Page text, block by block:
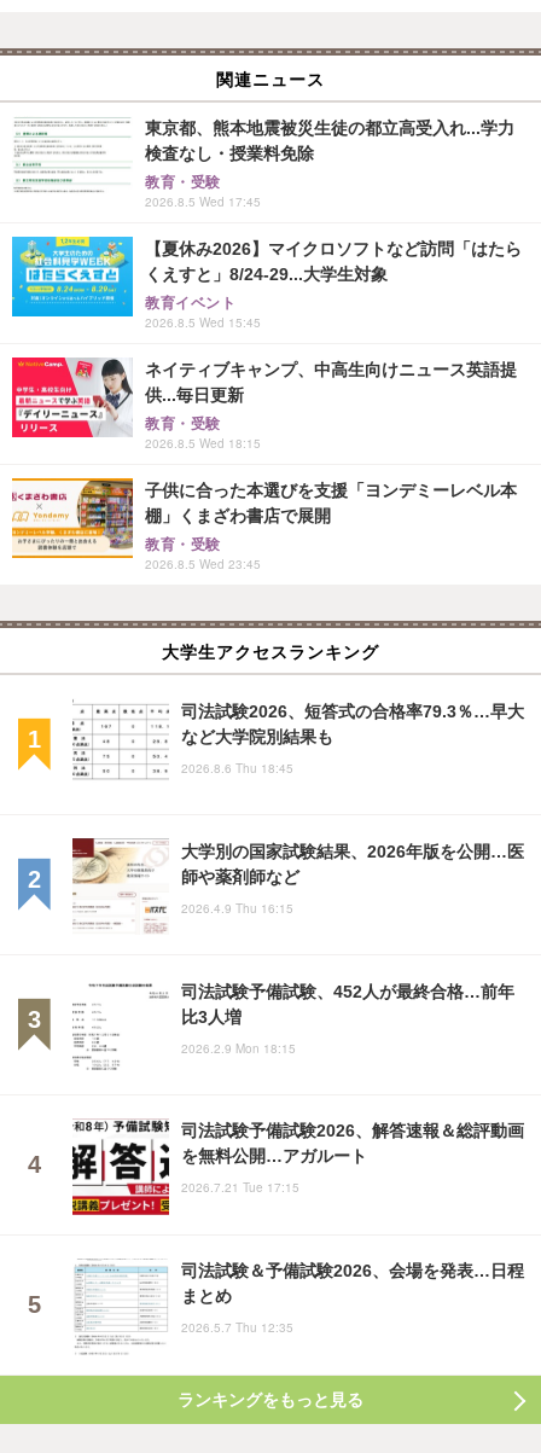
関連ニュース
東京都、熊本地震被災生徒の都立高受入れ...学力
検査なし・授業料免除
教育・受験
2026.8.5 Wed 17:45
【夏休み2026】マイクロソフトなど訪問「はたら
くえすと」8/24-29...大学生対象
教育イベント
2026.8.5 Wed 15:45
ネイティブキャンプ、中高生向けニュース英語提
供...毎日更新
教育・受験
2026.8.5 Wed 18:15
子供に合った本選びを支援「ヨンデミーレベル本
棚」くまざわ書店で展開
教育・受験
2026.8.5 Wed 23:45
大学生アクセスランキング
司法試験2026、短答式の合格率79.3％…早大
など大学院別結果も
2026.8.6 Thu 18:45
大学別の国家試験結果、2026年版を公開…医
師や薬剤師など
2026.4.9 Thu 16:15
司法試験予備試験、452人が最終合格…前年
比3人増
2026.2.9 Mon 18:15
司法試験予備試験2026、解答速報＆総評動画
を無料公開…アガルート
2026.7.21 Tue 17:15
司法試験＆予備試験2026、会場を発表…日程
まとめ
2026.5.7 Thu 12:35
ランキングをもっと見る